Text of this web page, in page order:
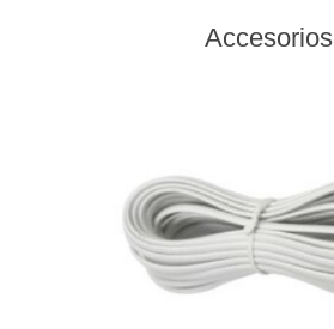
Accesorios